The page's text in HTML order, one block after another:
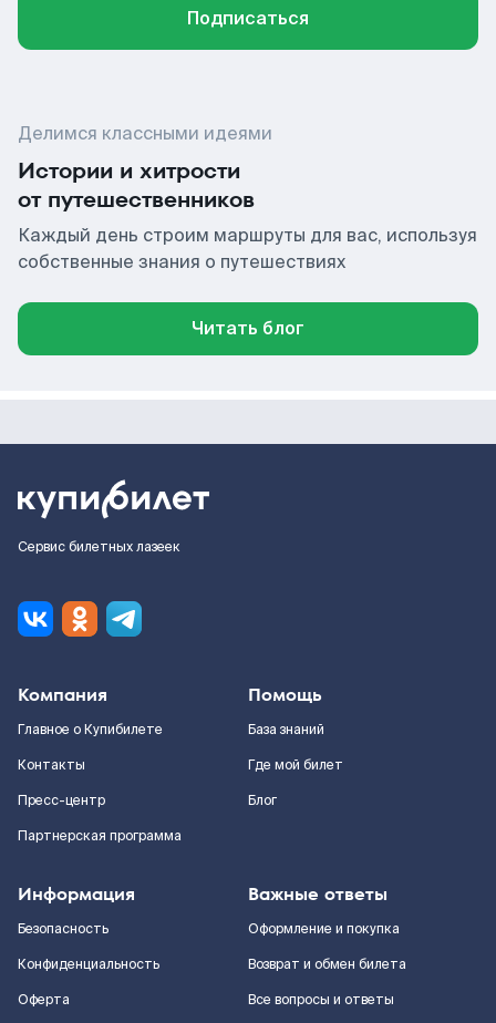
Подписаться
Делимся классными идеями
Истории и хитрости
от путешественников
Каждый день строим маршруты для вас, используя
собственные знания о путешествиях
Читать блог
Сервис билетных лазеек
Компания
Главное о Купибилете
Контакты
Пресс-центр
Партнерская программа
Помощь
База знаний
Где мой билет
Блог
Информация
Безопасность
Конфиденциальность
Оферта
Важные ответы
Оформление и покупка
Возврат и обмен билета
Все вопросы и ответы